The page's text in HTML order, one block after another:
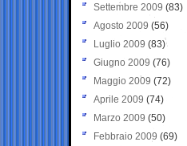
Settembre 2009 (83)
Agosto 2009 (56)
Luglio 2009 (83)
Giugno 2009 (76)
Maggio 2009 (72)
Aprile 2009 (74)
Marzo 2009 (50)
Febbraio 2009 (69)